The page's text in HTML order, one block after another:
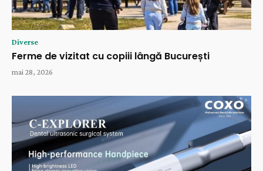
Diverse
Ferme de vizitat cu copiii lângă București
mai 28, 2026